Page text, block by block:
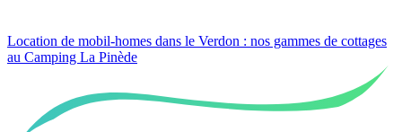
Location de mobil-homes dans le Verdon : nos gammes de cottages
au Camping La Pinède